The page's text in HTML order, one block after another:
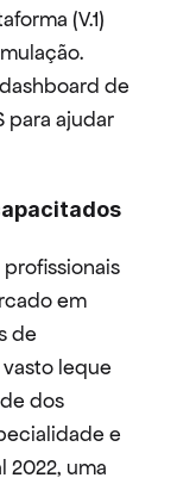
(V.1)
de
para ajudar
em
de
leque
dos
e
2022, uma